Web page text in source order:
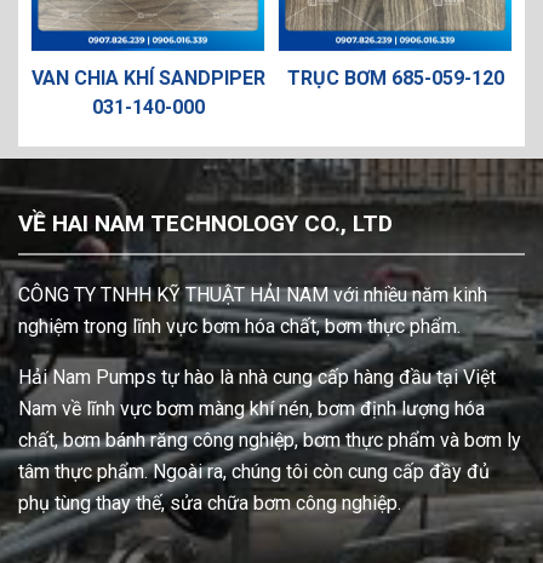
KHÍ SANDPIPER
031-140-000
TRỤC BƠM 685-059-120 TRỤC
VỀ HAI NAM TECHNOLOGY CO., LTD
CÔNG TY TNHH KỸ THUẬT HẢI NAM với nhiều năm kinh
nghiệm trong lĩnh vực bơm hóa chất, bơm thực phẩm.
Hải Nam Pumps tự hào là nhà cung cấp hàng đầu tại Việt
Nam về lĩnh vực bơm màng khí nén, bơm định lượng hóa
chất, bơm bánh răng công nghiệp, bơm thực phẩm và bơm ly
tâm thực phẩm. Ngoài ra, chúng tôi còn cung cấp đầy đủ
phụ tùng thay thế, sửa chữa bơm công nghiệp.